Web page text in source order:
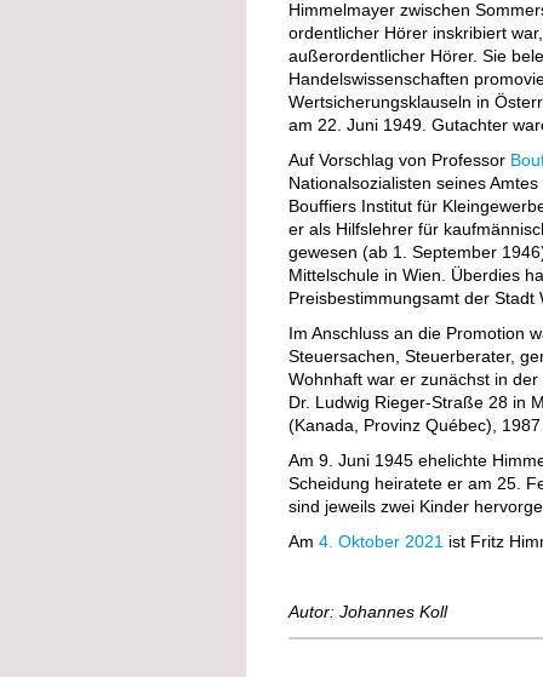
Himmelmayer zwischen
ordentlicher Hörer inskribiert
außerordentlicher Hörer. Sie
Handelswissenschaften
Wertsicherungsklauseln in
am 22. Juni 1949. Gutachter
Auf Vorschlag von Professor
Nationalsozialisten seines
Bouffiers Institut für
er als Hilfslehrer für
gewesen (ab 1. September
Mittelschule in Wien. Überdies
Preisbestimmungsamt der
Im Anschluss an die Promotion
Steuersachen, Steuerberater,
Wohnhaft war er zunächst in
Dr. Ludwig Rieger-Straße 28 in
(Kanada, Provinz Québec),
Am 9. Juni 1945 ehelichte
Scheidung heiratete er am 25.
sind jeweils zwei Kinder
Am 4. Oktober 2021ist Fritz
Autor: Johannes Koll